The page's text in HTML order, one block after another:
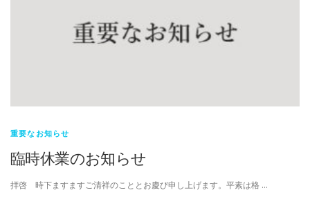
重要なお知らせ
臨時休業のお知らせ
拝啓 時下ますますご清祥のこととお慶び申し上げます。平素は格 …